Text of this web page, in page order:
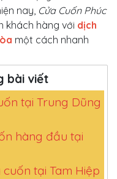
nay, Cửa Cuốn Phúc
khách hàng với dịch
một cách nhanh
bài viết
tại Trung Dũng
hàng đầu tại
tại Tam Hiệp